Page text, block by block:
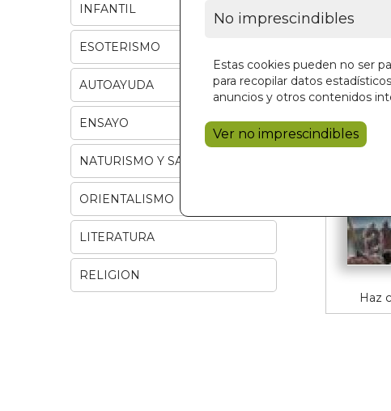
No imprescindibles
Estas cookies pueden no ser
para recopilar datos
anuncios y otros contenidos
Ver no imprescindibles
Haz
INFANTIL
ESOTERISMO
AUTOAYUDA
ENSAYO
NATURISMO Y SALUD
ORIENTALISMO
LITERATURA
RELIGION